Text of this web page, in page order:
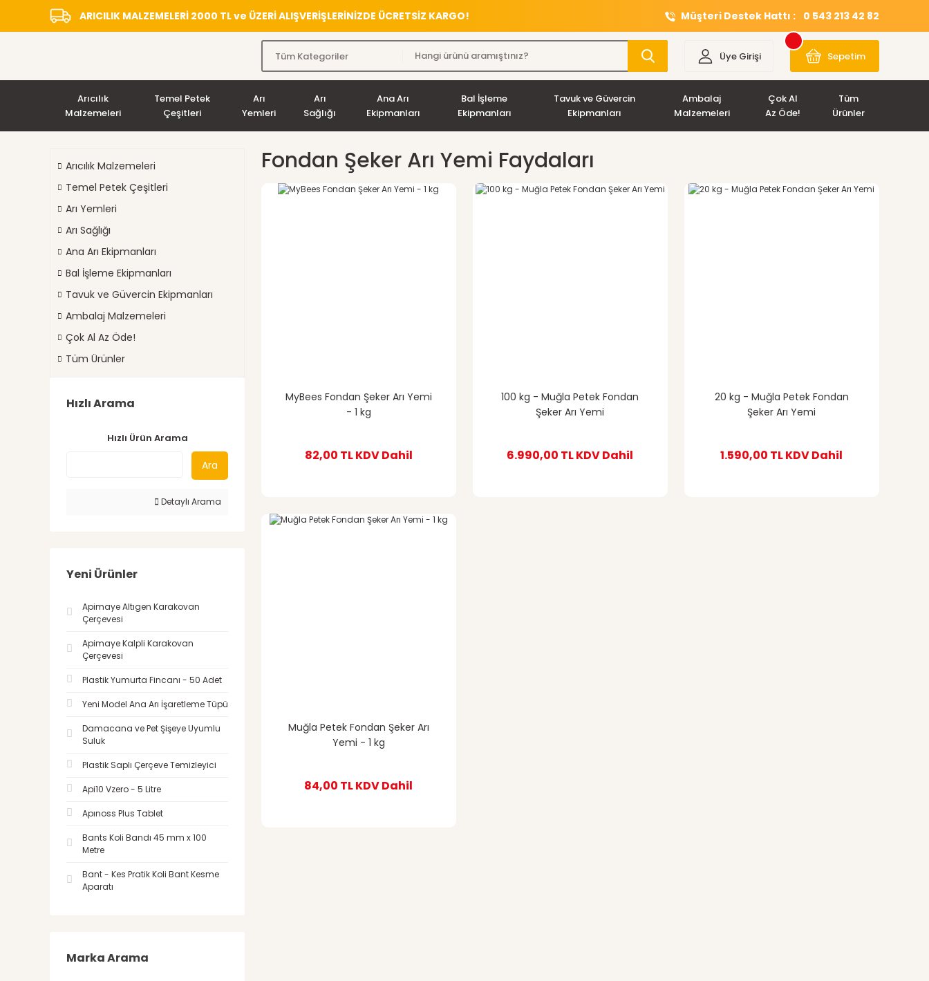
ARICILIK MALZEMELERİ 2000 TL ve ÜZERİ ALIŞVERİŞLERİNİZDE ÜCRETSİZ KARGO! Müşteri Destek Hattı : 0 543 213 42 82
Üye Girişi Sepetim
Arıcılık
Malzemeleri
Temel Petek
Çeşitleri
Arı
Yemleri
Arı
Sağlığı
Ana Arı
Ekipmanları
Bal İşleme
Ekipmanları
Tavuk ve Güvercin
Ekipmanları
Ambalaj
Malzemeleri
Çok Al
Az Öde!
Tüm
Ürünler
Arıcılık Malzemeleri
Temel Petek Çeşitleri
Arı Yemleri
Arı Sağlığı
Ana Arı Ekipmanları
Bal İşleme Ekipmanları
Tavuk ve Güvercin Ekipmanları
Ambalaj Malzemeleri
Çok Al Az Öde!
Tüm Ürünler
Hızlı Arama
Hızlı Ürün Arama
Ara
Detaylı Arama
Yeni Ürünler
Apimaye Altıgen Karakovan
Çerçevesi
Apimaye Kalpli Karakovan
Çerçevesi
Plastik Yumurta Fincanı - 50 Adet
Yeni Model Ana Arı İşaretleme Tüpü
Damacana ve Pet Şişeye Uyumlu
Suluk
Plastik Saplı Çerçeve Temizleyici
Api10 Vzero - 5 Litre
Apınoss Plus Tablet
Bants Koli Bandı 45 mm x 100
Metre
Bant - Kes Pratik Koli Bant Kesme
Aparatı
Marka Arama
Fondan Şeker Arı Yemi Faydaları
MyBees Fondan Şeker Arı Yemi
- 1 kg
82,00 TLKDV Dahil
100 kg - Muğla Petek Fondan
Şeker Arı Yemi
6.990,00 TLKDV Dahil
20 kg - Muğla Petek Fondan
Şeker Arı Yemi
1.590,00 TLKDV Dahil
Muğla Petek Fondan Şeker Arı
Yemi - 1 kg
84,00 TLKDV Dahil